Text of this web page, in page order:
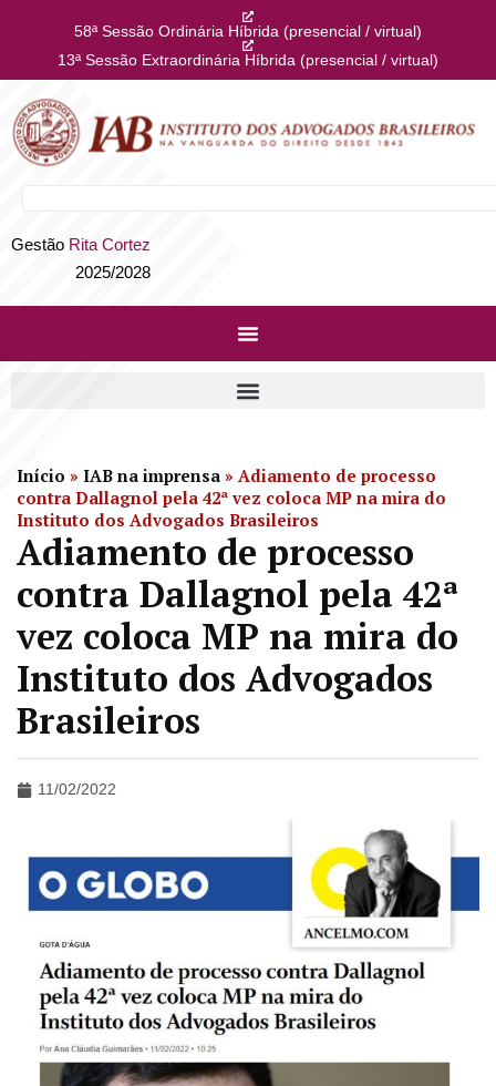
58ª Sessão Ordinária Híbrida (presencial / virtual)
13ª Sessão Extraordinária Híbrida (presencial / virtual)
Gestão Rita Cortez
2025/2028
Início » IAB na imprensa » Adiamento de processo
contra Dallagnol pela 42ª vez coloca MP na mira do
Instituto dos Advogados Brasileiros
Adiamento de processo
contra Dallagnol pela 42ª
vez coloca MP na mira do
Instituto dos Advogados
Brasileiros
11/02/2022